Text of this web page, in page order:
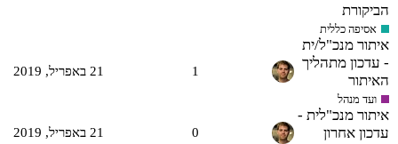
הביקורת
אסיפה כללית
איתור מנכ"ל/ית
- עדכון מתהליך
האיתור
ועד מנהל
1 21 באפריל,‏ 2019
איתור מנכ"לית -
עדכון אחרון
0 21 באפריל,‏ 2019